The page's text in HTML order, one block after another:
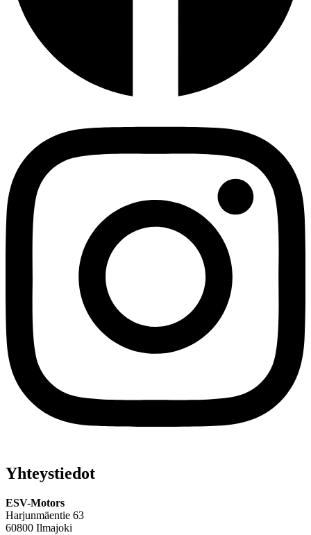
Yhteystiedot
ESV-Motors
Harjunmäentie 63
60800 Ilmajoki